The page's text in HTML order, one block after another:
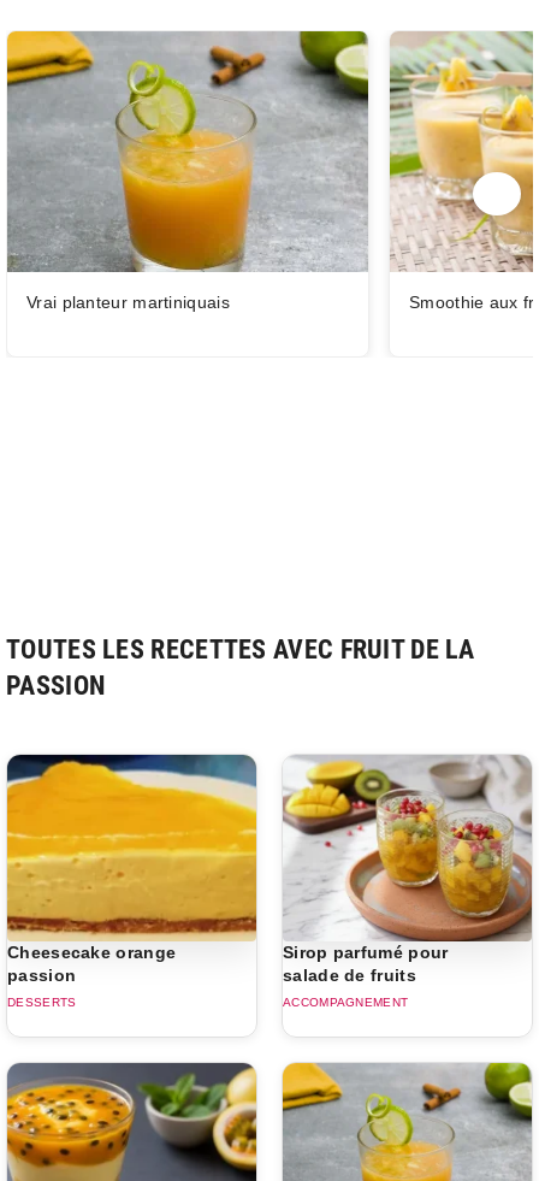
Vrai planteur martiniquais Smoothie aux
TOUTES LES RECETTES AVEC FRUIT DE LA
PASSION
Cheesecake orange
passion
DESSERTS
Sirop parfumé pour
salade de fruits
ACCOMPAGNEMENT